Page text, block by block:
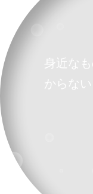
身近な
からな